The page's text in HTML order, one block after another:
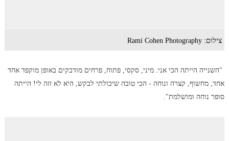
צילום: Rami Cohen Photography
"השנייה הייתה הכי אני. מיני, סקסי, פתוח, פרחים מודבקים באופן מוקפד אחד
אחד, מחשוף, קצרה ונוחה - הכי טובה שיכולתי לבקש, היא לא זזה לי! הייתה
סופר נוחה ומושלמת".